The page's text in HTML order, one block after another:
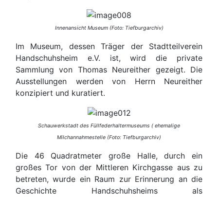
Innenansicht Museum (Foto: Tiefburgarchiv)
Im Museum, dessen Träger der Stadtteilverein
Handschuhsheim e.V. ist, wird die private
Sammlung von Thomas Neureither gezeigt. Die
Ausstellungen werden von Herrn Neureither
konzipiert und kuratiert.
Schauwerkstadt des Füllfederhaltermuseums ( ehemalige
Milchannahmestelle (Foto: Tiefburgarchiv)
Die 46 Quadratmeter große Halle, durch ein
großes Tor von der Mittleren Kirchgasse aus zu
betreten, wurde ein Raum zur Erinnerung an die
Geschichte Handschuhsheims als